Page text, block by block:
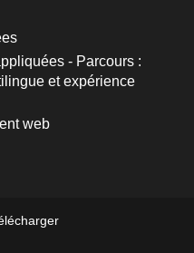
- Parcours :
et expérience
web